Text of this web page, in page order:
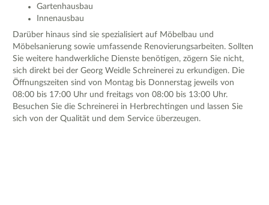
Gartenhausbau
Innenausbau
Darüber hinaus sind sie spezialisiert auf Möbelbau und
Möbelsanierung sowie umfassende Renovierungsarbeiten. Sollten
Sie weitere handwerkliche Dienste benötigen, zögern Sie nicht,
sich direkt bei der Georg Weidle Schreinerei zu erkundigen. Die
Öffnungszeiten sind von Montag bis Donnerstag jeweils von
08:00 bis 17:00 Uhr und freitags von 08:00 bis 13:00 Uhr.
Besuchen Sie die Schreinerei in Herbrechtingen und lassen Sie
sich von der Qualität und dem Service überzeugen.